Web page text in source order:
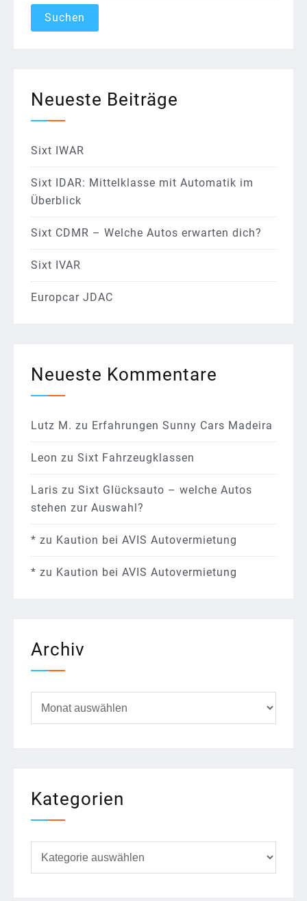
Neueste Beiträge
Sixt IWAR
Sixt IDAR: Mittelklasse mit Automatik im
Überblick
Sixt CDMR – Welche Autos erwarten dich?
Sixt IVAR
Europcar JDAC
Neueste Kommentare
Lutz M. zu Erfahrungen Sunny Cars Madeira
Leon zu Sixt Fahrzeugklassen
Laris zu Sixt Glücksauto – welche Autos
stehen zur Auswahl?
* zu Kaution bei AVIS Autovermietung
* zu Kaution bei AVIS Autovermietung
Archiv
Kategorien